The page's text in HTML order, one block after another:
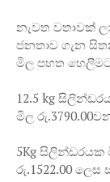
නැවත වතාවක්
ජනතාව ගැන
මිල පහත
12.5 kg
මිල
5Kg
රු.1522.00